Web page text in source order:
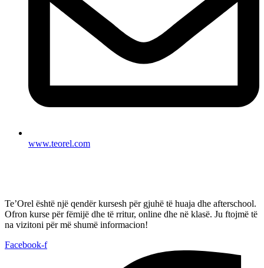
www.teorel.com
Te’Orel është një qendër kursesh për gjuhë të huaja dhe afterschool.
Ofron kurse për fëmijë dhe të rritur, online dhe në klasë. Ju ftojmë të
na vizitoni për më shumë informacion!
Facebook-f